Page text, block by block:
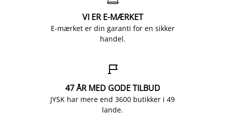
VI ER E-MÆRKET
E-mærket er din garanti for en sikker
handel.

47 ÅR MED GODE TILBUD
JYSK har mere end 3600 butikker i 49
lande.